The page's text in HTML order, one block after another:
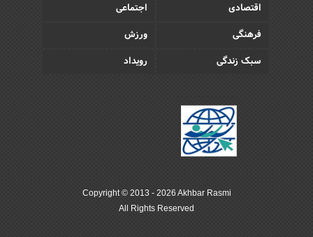
اقتصادی
اجتماعی
فرهنگی
ورزش
سبک زندگی
رویداد
Copyright © 2013 - 2026 Akhbar Rasmi
All Rights Reserved